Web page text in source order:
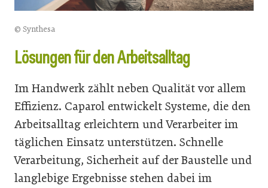
© Synthesa
Lösungen für den Arbeitsalltag
Im Handwerk zählt neben Qualität vor allem
Effizienz. Caparol entwickelt Systeme, die den
Arbeitsalltag erleichtern und Verarbeiter im
täglichen Einsatz unterstützen. Schnelle
Verarbeitung, Sicherheit auf der Baustelle und
langlebige Ergebnisse stehen dabei im